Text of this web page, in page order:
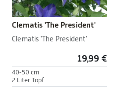
Clematis 'The President'
Clematis 'The President'
19,99 €
40-50 cm
2 Liter Topf